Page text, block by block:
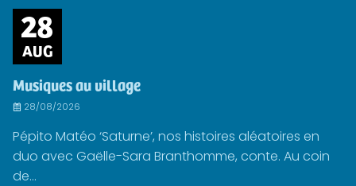
28
AUG
Musiques au village
28/08/2026
Pépito Matéo ‘Saturne’, nos histoires aléatoires en
duo avec Gaëlle-Sara Branthomme, conte. Au coin
de...